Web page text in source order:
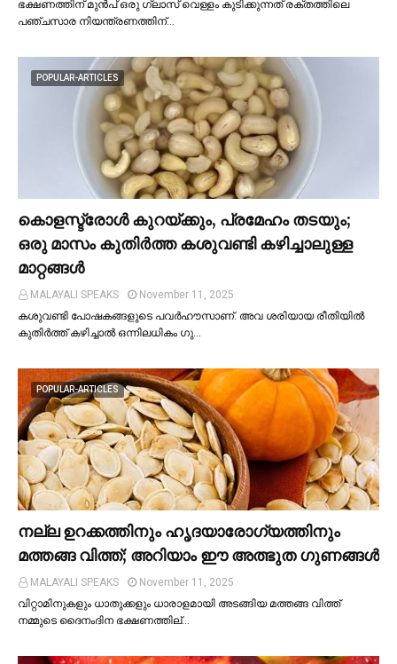
ഭക്ഷണത്തിന് മുന്‍പ് ഒരു ഗ്ലാസ് വെള്ളം കുടിക്കുന്നത് രക്തത്തിലെ
പഞ്ചസാര നിയന്ത്രണത്തിന്…
POPULAR-ARTICLES
കൊളസ്ട്രോള്‍ കുറയ്ക്കും, പ്രമേഹം തടയും;
ഒരു മാസം കുതിര്‍ത്ത കശുവണ്ടി കഴിച്ചാലുള്ള
മാറ്റങ്ങള്‍
MALAYALI SPEAKS
November 11, 2025
കശുവണ്ടി പോഷകങ്ങളുടെ പവർഹൗസാണ്. അവ ശരിയായ രീതിയില്‍
കുതിർത്ത് കഴിച്ചാല്‍ ഒന്നിലധികം ഗു…
POPULAR-ARTICLES
നല്ല ഉറക്കത്തിനും ഹൃദയാരോഗ്യത്തിനും
മത്തങ്ങ വിത്ത്; അറിയാം ഈ അത്ഭുത ഗുണങ്ങള്‍
MALAYALI SPEAKS
November 11, 2025
വിറ്റാമിനുകളും ധാതുക്കളും ധാരാളമായി അടങ്ങിയ മത്തങ്ങ വിത്ത്
നമ്മുടെ ദൈനംദിന ഭക്ഷണത്തില്…